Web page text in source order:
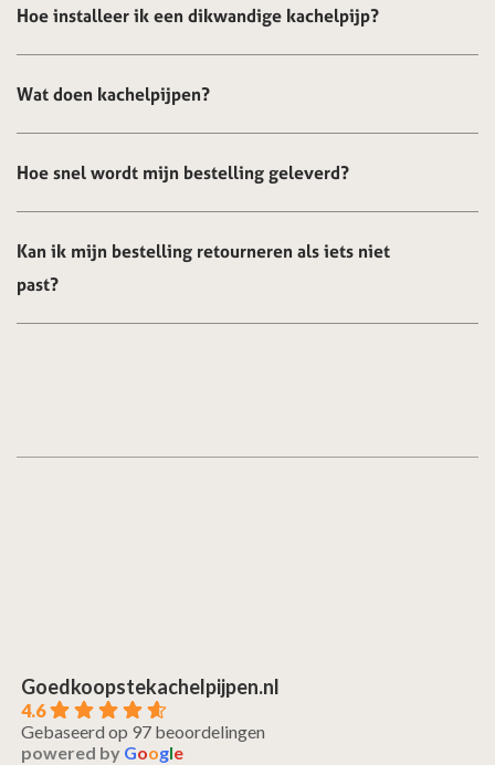
Hoe installeer ik een dikwandige kachelpijp?
Wat doen kachelpijpen?
Hoe snel wordt mijn bestelling geleverd?
Kan ik mijn bestelling retourneren als iets niet
past?
Goedkoopstekachelpijpen.nl
4.6
Gebaseerd op 97 beoordelingen
powered by Google